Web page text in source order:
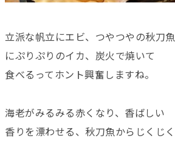
立派な帆立にエビ、つやつやの秋刀魚
にぷりぷりのイカ、炭火で焼いて
食べるってホント興奮しますね。
海老がみるみる赤くなり、香ばしい
香りを漂わせる、秋刀魚からじくじく